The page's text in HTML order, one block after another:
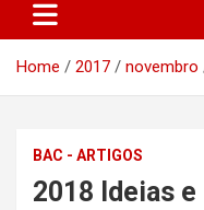
Home 2017 novembro
BAC - ARTIGOS
2018 Ideias